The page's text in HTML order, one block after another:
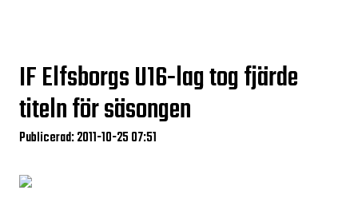
IF Elfsborgs U16-lag tog fjärde
titeln för säsongen
Publicerad: 2011-10-25 07:51